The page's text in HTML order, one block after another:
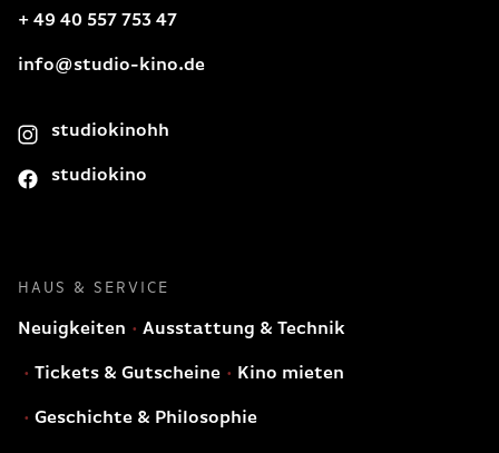
+ 49 40 557 753 47
info@studio-kino.de
studiokinohh
studiokino
HAUS & SERVICE
Neuigkeiten Ausstattung & Technik
Tickets & Gutscheine Kino mieten
Geschichte & Philosophie